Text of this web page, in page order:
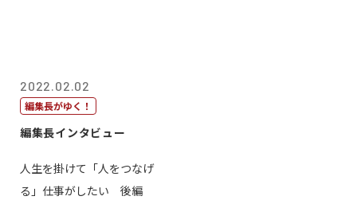
2022.02.02
編集長がゆく！
編集長インタビュー
人生を掛けて「人をつなげ
る」仕事がしたい 後編